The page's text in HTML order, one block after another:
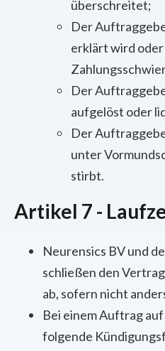
überschreitet;
Der
erklärt wird oder
Der
aufgelöst oder
Der
unter
stirbt.
Artikel 7 -
Neurensics BV und
schließen den
ab, sofern nicht
Bei einem Auftrag
folgende